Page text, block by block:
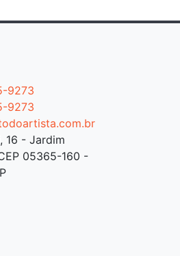
9273
9273
16 - Jardim
05365-160 -